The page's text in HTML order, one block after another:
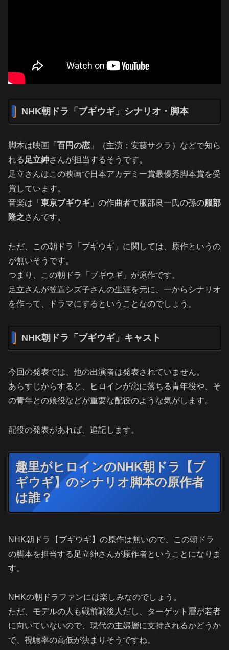
NHK朝ドラ「ブギウギ」シナリオ・脚本
脚本は映画「 百円の恋 」（主演：安藤サクラ）などで知ら
れる 足立紳さんが担当するそうです。
足立さんはこの映画で日本アカデミー賞最優秀脚本賞を受
賞しています。
音楽は「 東京ブギウギ」の作曲者で服部良一氏の孫の服部
隆之さんです。
ただ、この朝ドラ「ブギウギ」に関しては、原作というの
が無いそうです。
つまり、この朝ドラ「ブギウギ」が原作です。
足立さんが笠置シズ子さんの生涯を元に、一からシナリオ
を作って、ドラマにするということなのでしょう。
NHK朝ドラ「ブギウギ」キャスト
今回の発表では、他の出演者は発表されていません。
あらすじからすると、ヒロインが恋に落ちる青年役や、そ
の青年との娘役などが重要な配役のような気がします。
配役の発表があれば、追記します。
趣里がヒロインのNHK朝ドラ【ブ
ギウギ】のシナリオ脚本の原作者
は誰？
NHK朝ドラ【ブギウギ】の原作は無いので、この朝ドラ
の脚本を担当する足立紳さんが原作者ということになりま
す。
NHKの朝ドラファンには楽しみなのでしょう。
ただ、モデルの人も戦前戦後人だし、ターゲット層が若者
に向いていないので、現代の主婦層に支持されるかどうか
で、視聴率の高低が決まりそうですね。